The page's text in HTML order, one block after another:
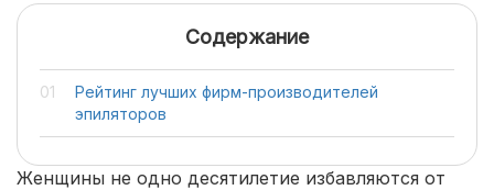
Содержание
Рейтинг лучших фирм-производителей
эпиляторов
Женщины не одно десятилетие избавляются от